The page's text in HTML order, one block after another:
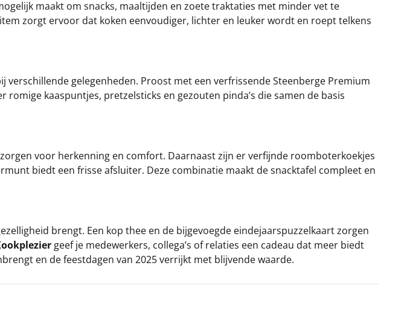
maakt om snacks, maaltijden en zoete traktaties met minder vet te
zorgt ervoor dat koken eenvoudiger, lichter en leuker wordt en roept telkens
gelegenheden. Proost met een verfrissende Steenberge Premium
kaaspuntjes, pretzelsticks en gezouten pinda’s die samen de basis
voor herkenning en comfort. Daarnaast zijn er verfijnde roomboterkoekjes
biedt een frisse afsluiter. Deze combinatie maakt de snacktafel compleet en
brengt. Een kop thee en de bijgevoegde eindejaarspuzzelkaart zorgen
geef je medewerkers, collega’s of relaties een cadeau dat meer biedt
en de feestdagen van 2025 verrijkt met blijvende waarde.